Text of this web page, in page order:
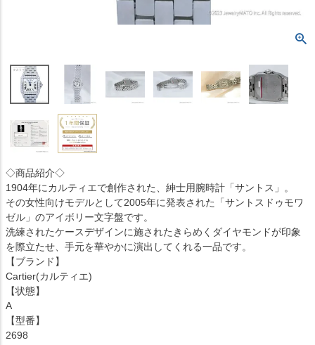
◇商品紹介◇
1904年にカルティエで創作された、紳士用腕時計「サントス」。
その女性向けモデルとして2005年に発表された「サントスドゥモワ
ゼル」のアイボリー文字盤です。
洗練されたケースデザインに施されたきらめくダイヤモンドが印象
を際立たせ、手元を華やかに演出してくれる一品です。
【ブランド】
Cartier(カルティエ)
【状態】
A
【型番】
2698